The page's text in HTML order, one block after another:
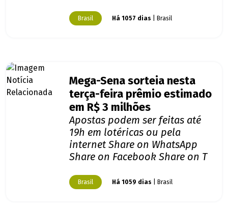
Brasil Há 1057 dias | Brasil
Mega-Sena sorteia nesta
terça-feira prêmio estimado
em R$ 3 milhões
Apostas podem ser feitas até
19h em lotéricas ou pela
internet Share on WhatsApp
Share on Facebook Share on T
Brasil Há 1059 dias | Brasil